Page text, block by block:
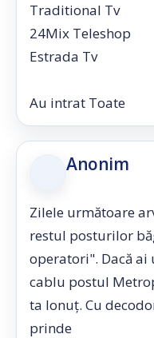
Traditional Tv
24Mix Teleshop
Estrada Tv
Au intrat Toate
Anonim
Zilele următoare
restul posturilor
operatori". Dacă ai
cablu postul
ta Ionuț. Cu
prinde